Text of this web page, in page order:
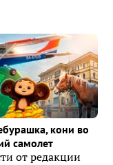
кони во
самолет
от редакции